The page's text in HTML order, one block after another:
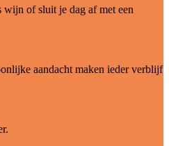
wijn of sluit je dag af met een
aandacht maken ieder verblijf